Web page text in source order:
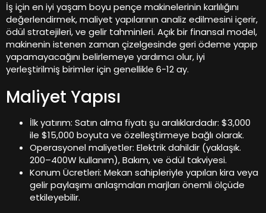
İş için en iyi yaşam boyu pençe makinelerinin karlılığını
değerlendirmek, maliyet yapılarının analiz edilmesini içerir,
ödül stratejileri, ve gelir tahminleri. Açık bir finansal model,
makinenin istenen zaman çizelgesinde geri ödeme yapıp
yapamayacağını belirlemeye yardımcı olur, iyi
yerleştirilmiş birimler için genellikle 6-12 ay.
Maliyet Yapısı
İlk yatırım: Satın alma fiyatı şu aralıklardadır: $3,000
ile $15,000 boyuta ve özelleştirmeye bağlı olarak.
Operasyonel maliyetler: Elektrik dahildir (yaklaşık.
200–400W kullanım), Bakım, ve ödül takviyesi.
Konum Ücretleri: Mekan sahipleriyle yapılan kira veya
gelir paylaşımı anlaşmaları marjları önemli ölçüde
etkileyebilir.